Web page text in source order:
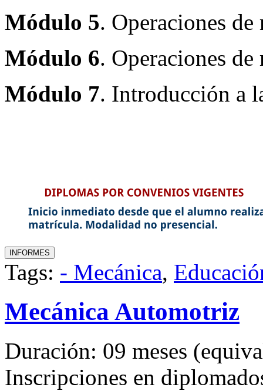
Módulo 5. Operaciones
Módulo 6. Operaciones
Módulo 7. Introducción a
Tags: - Mecánica,
Mecánica Automotriz
Duración: 09 meses
Inscripciones en